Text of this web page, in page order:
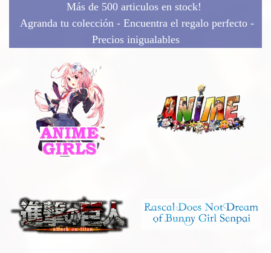
Más de 500 articulos en stock!
Agranda tu colección - Encuentra el regalo perfecto -
Precios inigualables